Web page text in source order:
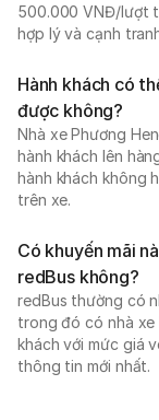
500.000 VNĐ/lượt
hợp lý và cạnh
Hành khách có
được không?
Nhà xe Phương
hành khách lên
hành khách không
trên xe.
Có khuyến mãi
redBus không?
redBus thường có
trong đó có nhà xe
khách với mức giá
thông tin mới nhất.